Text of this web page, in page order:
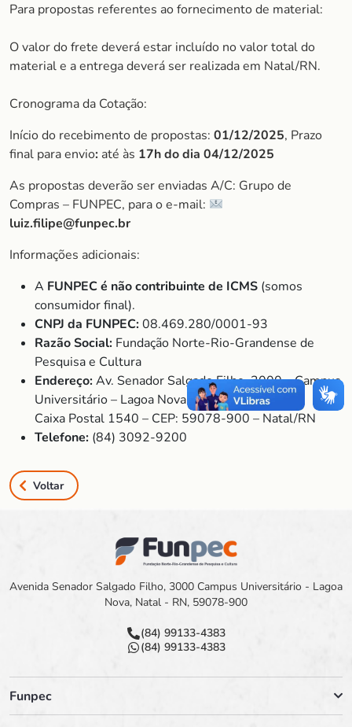
Para propostas referentes ao fornecimento de material:
O valor do frete deverá estar incluído no valor total do
material e a entrega deverá ser realizada em Natal/RN.
Cronograma da Cotação:
Início do recebimento de propostas: 01/12/2025, Prazo
final para envio: até às 17h do dia 04/12/2025
As propostas deverão ser enviadas A/C: Grupo de
Compras – FUNPEC, para o e-mail:
luiz.filipe@funpec.br
Informações adicionais:
A FUNPEC é não contribuinte de ICMS (somos
consumidor final).
CNPJ da FUNPEC:08.469.280/0001-93
Razão Social: Fundação Norte-Rio-Grandense de
Pesquisa e Cultura
Endereço:Av. Senador Salgado Filho, 3000 – Campus
Universitário – Lagoa Nova –
Caixa Postal 1540 – CEP: 59078-900 – Natal/RN
Telefone: (84) 3092-9200
Voltar
Avenida Senador Salgado Filho, 3000 Campus Universitário - Lagoa
Nova, Natal - RN, 59078-900
(84) 99133-4383
(84) 99133-4383
Funpec